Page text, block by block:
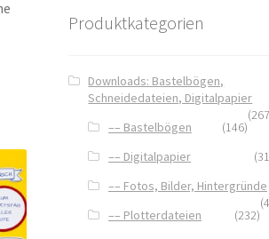
Produktkategorien
Downloads: Bastelbögen,
Schneidedateien, Digitalpapier
–– Bastelbögen
(146)
–– Digitalpapier
–– Fotos, Bilder, Hintergründe
–– Plotterdateien
(232)